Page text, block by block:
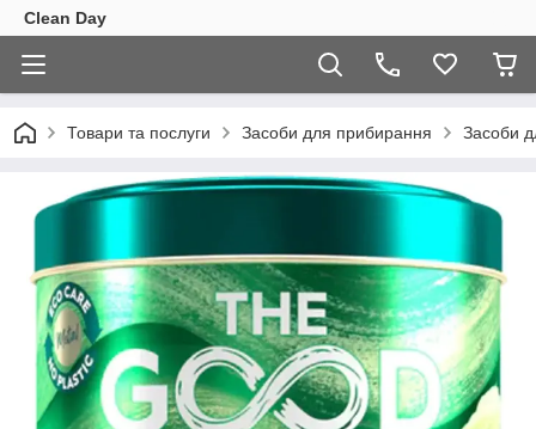
Clean Day
Товари та послуги Засоби для прибирання Засоби